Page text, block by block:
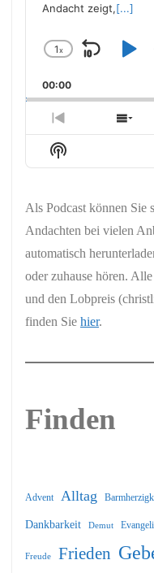
Andacht zeigt,[...]
Change
Rate
1x
Skip
00:00
Previous
Episode
Show
Podcast
Als Podcast können Sie
Andachten bei vielen
automatisch
oder zuhause hören.
und den Lobpreis
finden Sie hier.
Finden
Advent Alltag
Dankbarkeit Demut
Freude Frieden